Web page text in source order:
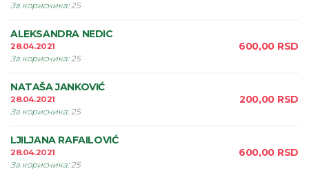
За корисника:25
ALEKSANDRA NEDIC
28.04.2021
За корисника:25
600,00 RSD
NATAŠA JANKOVIĆ
28.04.2021
За корисника:25
200,00 RSD
LJILJANA RAFAILOVIĆ
28.04.2021
За корисника:25
600,00 RSD